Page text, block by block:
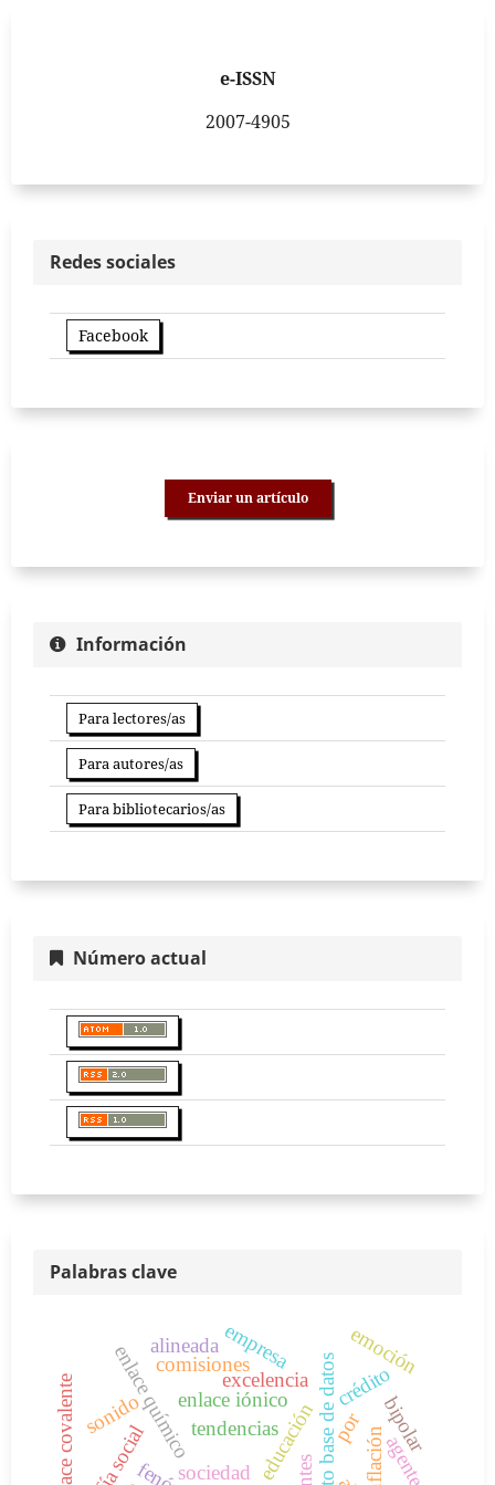
e-ISSN
2007-4905
Redes sociales
Facebook
Enviar un artículo
Información
Para lectores/as
Para autores/as
Para bibliotecarios/as
Número actual
Palabras clave
tendenciaseducación
sociedad
enlace químicoenlace iónico
enlace covalente excelencia
inflación
comisiones crédito
empresa
agente
por
sonido bipolar
alineada emoción